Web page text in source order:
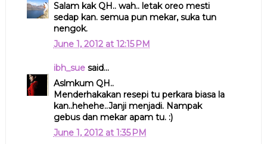
Salam kak QH.. wah.. letak oreo mesti
sedap kan. semua pun mekar, suka tun
nengok.
June 1, 2012 at 12:15 PM
ibh_suesaid...
Aslmkum QH..
Menderhakakan resepi tu perkara biasa la
kan..hehehe..Janji menjadi. Nampak
gebus dan mekar apam tu. :)
June 1, 2012 at 1:35 PM